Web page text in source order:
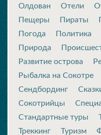
Олдован
Отели
Пещеры
Пираты
Погода
Политика
Природа
Развитие острова
Рыбалка на Сокотре
Сендбординг
Сокотрийцы
Стандартные туры
Треккинг
Туризм